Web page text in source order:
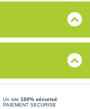
Un site 100% sécurisé
PAIEMENT SECURISE